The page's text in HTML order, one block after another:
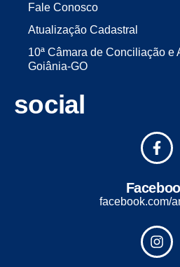
Fale Conosco
Atualização Cadastral
10ª Câmara de Conciliação e
Goiânia-GO
social
facebook.com/